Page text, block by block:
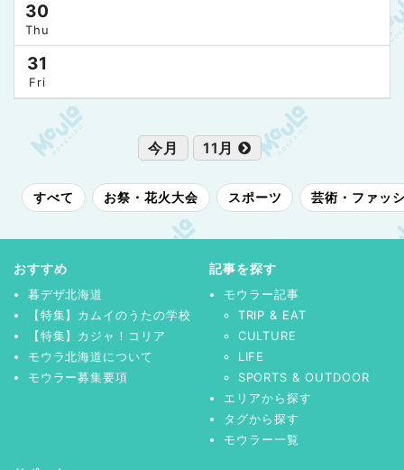
30
Thu
31
Fri
今月 11月
すべて お祭・花火大会 スポーツ 芸術・ファッ
おすすめ
暮デザ北海道
【特集】カムイのうたの学校
【特集】カジャ！コリア
モウラ北海道について
モウラー募集要項
記事を探す
モウラー記事
TRIP & EAT
CULTURE
LIFE
SPORTS & OUTDOOR
エリアから探す
タグから探す
モウラー一覧